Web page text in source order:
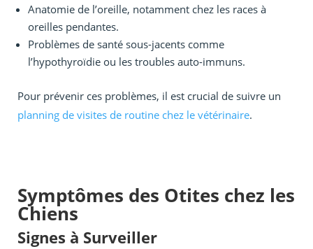
Anatomie de l’oreille, notamment chez les races à
oreilles pendantes.
Problèmes de santé sous-jacents comme
l’hypothyroïdie ou les troubles auto-immuns.
Pour prévenir ces problèmes, il est crucial de suivre un
planning de visites de routine chez le vétérinaire.
Symptômes des Otites chez les
Chiens
Signes à Surveiller